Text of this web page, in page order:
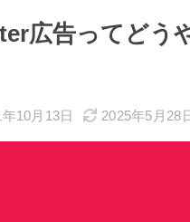
広告ってどう
10月13日 2025年5月28